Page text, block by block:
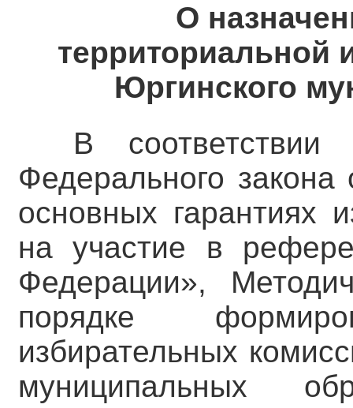
О
территориальной
Юргинского
В
Федерального
основных гарантиях
на участие в
Федерации»,
порядке
избирательных
муниципальных